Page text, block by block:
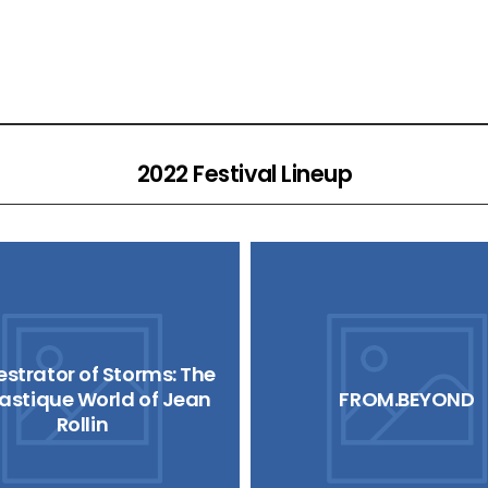
2022 Festival Lineup
of Storms: The
World of Jean
Rollin
FROM.BEYOND